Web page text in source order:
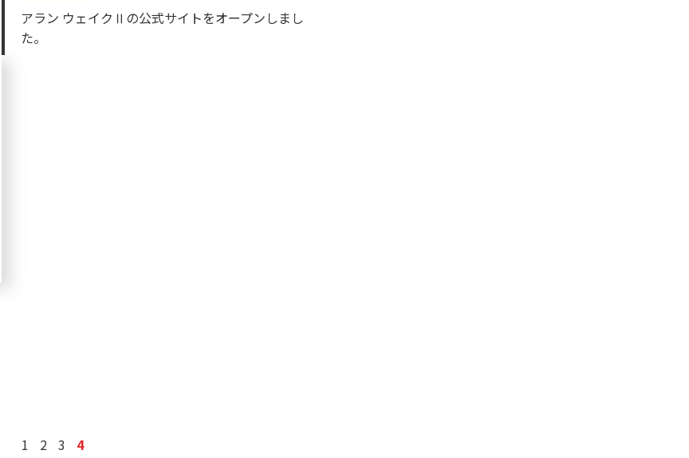
アラン ウェイクⅡの公式サイトをオープンしまし
た。
1 2 3 4